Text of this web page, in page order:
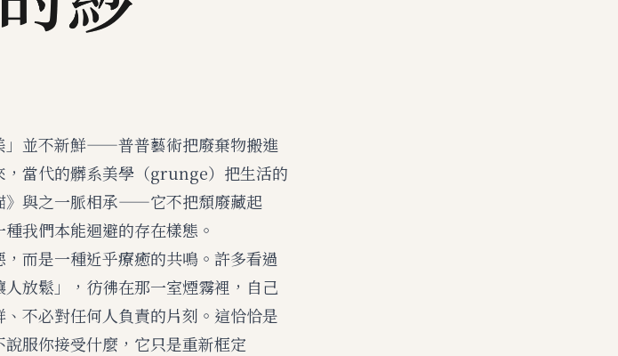
」並不新鮮——普普藝術把廢棄物搬進
當代的髒系美學（grunge）把生活的
》與之一脈相承——它不把頹廢藏起
我們本能迴避的存在樣態。
而是一種近乎療癒的共鳴。許多看過
放鬆」，彷彿在那一室煙霧裡，自己
不必對任何人負責的片刻。這恰恰是
服你接受什麼，它只是重新框定